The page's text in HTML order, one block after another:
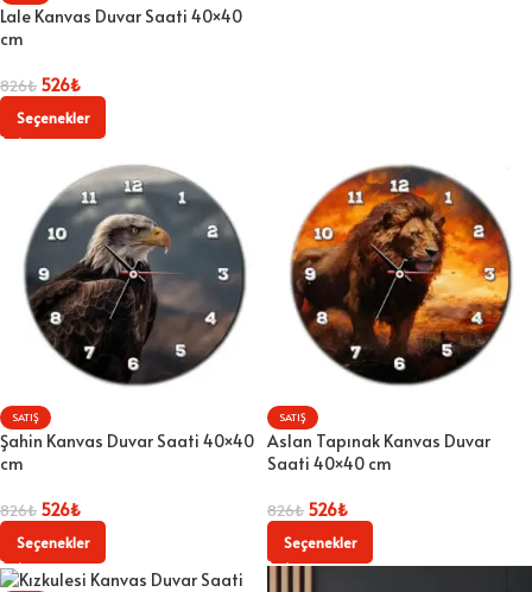
Lale Kanvas Duvar Saati 40×40
cm
826₺ 526₺
Seçenekler
SATIŞ
Şahin Kanvas Duvar Saati 40×40
cm
826₺ 526₺
Seçenekler
SATIŞ
Aslan Tapınak Kanvas Duvar
Saati 40×40 cm
826₺ 526₺
Seçenekler